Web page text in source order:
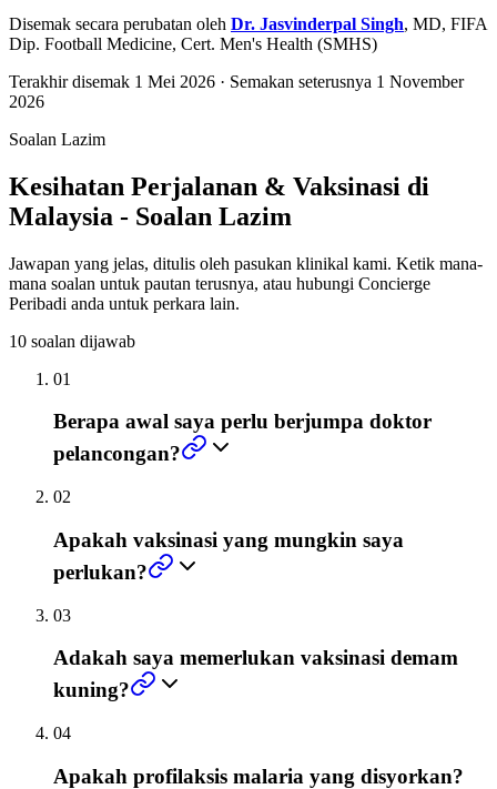
Disemak secara perubatan oleh Dr. Jasvinderpal Singh, MD, FIFA
Dip. Football Medicine, Cert. Men's Health (SMHS)
Terakhir disemak 1 Mei 2026 · Semakan seterusnya 1 November
2026
Soalan Lazim
Kesihatan Perjalanan & Vaksinasi di
Malaysia - Soalan Lazim
Jawapan yang jelas, ditulis oleh pasukan klinikal kami. Ketik mana-
mana soalan untuk pautan terusnya, atau hubungi Concierge
Peribadi anda untuk perkara lain.
10 soalan dijawab
01
Berapa awal saya perlu berjumpa doktor
pelancongan?
02
Apakah vaksinasi yang mungkin saya
perlukan?
03
Adakah saya memerlukan vaksinasi demam
kuning?
04
Apakah profilaksis malaria yang disyorkan?